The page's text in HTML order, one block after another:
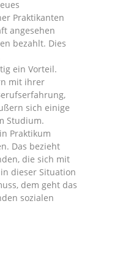
Praktikanten
angesehen
bezahlt. Dies
ein Vorteil.
mit ihrer
sich einige
Studium.
Praktikum
Das bezieht
die sich mit
dieser Situation
dem geht das
sozialen